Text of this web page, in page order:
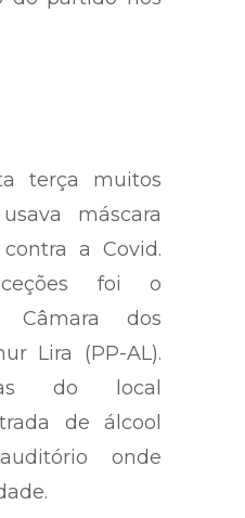
partido nos
terça muitos
máscara
a Covid.
foi o
Câmara dos
Lira (PP-AL).
do local
de álcool
onde